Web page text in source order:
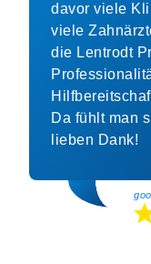
davor viele
viele
die Lentrodt
Da fühlt man
lieben Dank!